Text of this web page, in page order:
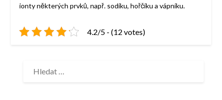
ionty některých prvků, např. sodíku, hořčíku a vápníku.
4.2/5 - (12 votes)